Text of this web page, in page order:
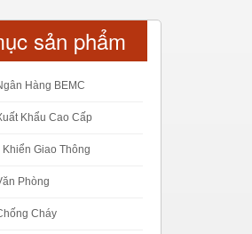
sản phẩm
Hàng BEMC
Khẩu Cao Cấp
Giao Thông
Phòng
Cháy